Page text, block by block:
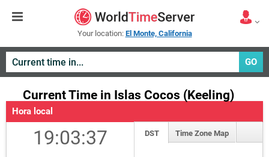
Your location: El Monte, California
GO
Current Time in Islas Cocos (Keeling)
Hora local
19:03:37 DST Time Zone Map